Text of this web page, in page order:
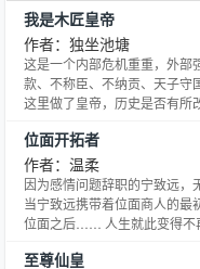
我是木匠皇帝
作者：独坐池塘
这是一个内部危机重重，外部
款、不称臣、不纳贡、天子守
这里做了皇帝，历史是否有所
是木匠皇帝！ 新书《一品封疆
位面开拓者
作者：温柔
因为感情问题辞职的宁致远，
当宁致远携带着位面商人的最
位面之后…… 人生就此变得不
至尊仙皇